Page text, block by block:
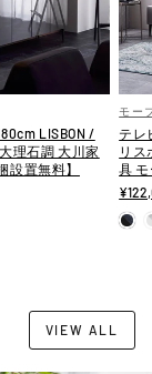
LISBON /
理石調 大川家
設置無料】
モー
テレ
リス
具
VIEW ALL